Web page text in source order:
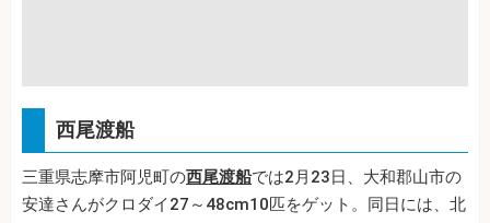
西尾渡船
三重県志摩市阿児町の西尾渡船では2月23日、大和郡山市の
安達さんがクロダイ27～48cm10匹をゲット。同日には、北